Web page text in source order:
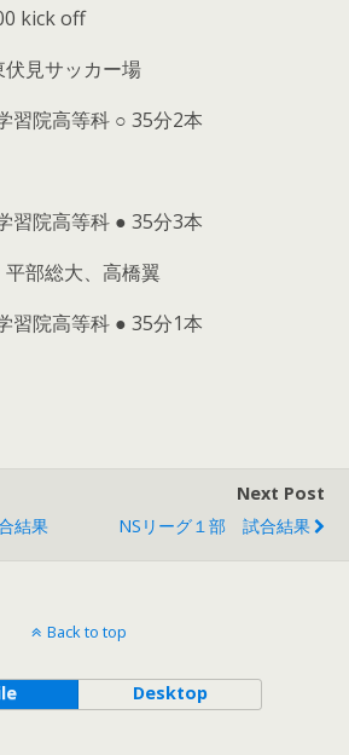
kick off
見サッカー場
習院高等科 ○ 35分2本
習院高等科 ● 35分3本
部総大、高橋翼
習院高等科 ● 35分1本
結果
Next Post
NSリーグ１部 試合結果
Back to top
Desktop